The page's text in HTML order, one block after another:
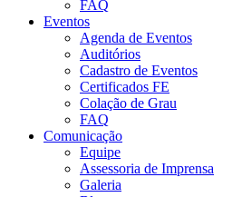
FAQ
Eventos
Agenda de Eventos
Auditórios
Cadastro de Eventos
Certificados FE
Colação de Grau
FAQ
Comunicação
Equipe
Assessoria de Imprensa
Galeria